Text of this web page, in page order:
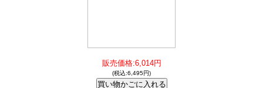
販売価格:6,014円
(税込:6,495円)